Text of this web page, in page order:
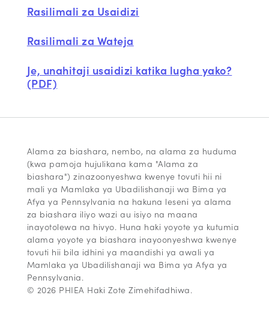
Rasilimali za Usaidizi
Rasilimali za Wateja
Je, unahitaji usaidizi katika lugha yako?
(PDF)
Alama za biashara, nembo, na alama za huduma
(kwa pamoja hujulikana kama "Alama za
biashara") zinazoonyeshwa kwenye tovuti hii ni
mali ya Mamlaka ya Ubadilishanaji wa Bima ya
Afya ya Pennsylvania na hakuna leseni ya alama
za biashara iliyo wazi au isiyo na maana
inayotolewa na hivyo. Huna haki yoyote ya kutumia
alama yoyote ya biashara inayoonyeshwa kwenye
tovuti hii bila idhini ya maandishi ya awali ya
Mamlaka ya Ubadilishanaji wa Bima ya Afya ya
Pennsylvania.
© 2026 PHIEA Haki Zote Zimehifadhiwa.